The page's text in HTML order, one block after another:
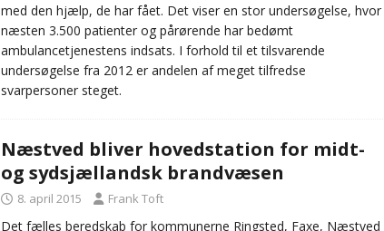
med den hjælp, de har fået. Det viser en stor undersøgelse, hvor
næsten 3.500 patienter og pårørende har bedømt
ambulancetjenestens indsats. I forhold til et tilsvarende
undersøgelse fra 2012 er andelen af meget tilfredse
svarpersoner steget.
Næstved bliver hovedstation for midt-
og sydsjællandsk brandvæsen
8. april 2015 Frank Toft
Det fælles beredskab for kommunerne Ringsted, Faxe, Næstved